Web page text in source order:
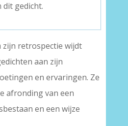
gedicht.
zijn retrospectie wijdt
aan zijn
en ervaringen. Ze
afronding van een
en een wijze